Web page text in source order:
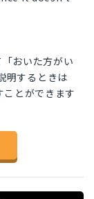
おいた方がい
明するときは
とができます